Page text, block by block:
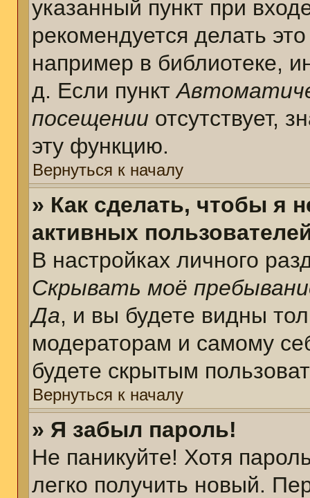
указанный пункт при
рекомендуется делать
например в библиотеке,
д. Если пункт
посещении отсутствует,
эту функцию.
Вернуться к началу
» Как сделать, чтобы я
активных
В настройках личного
Скрывать моё
Да, и вы будете видны
модераторам и самому
будете скрытым
Вернуться к началу
» Я забыл пароль!
Не паникуйте! Хотя
легко получить новый.